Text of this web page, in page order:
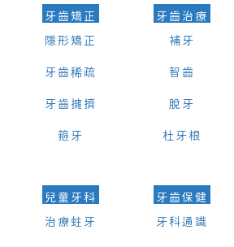
牙齒矯正
隱形矯正
牙齒稀疏
牙齒擁擠
箍牙
牙齒治療
補牙
智齒
脫牙
杜牙根
兒童牙科
治療蛀牙
牙齒保健
牙科通識